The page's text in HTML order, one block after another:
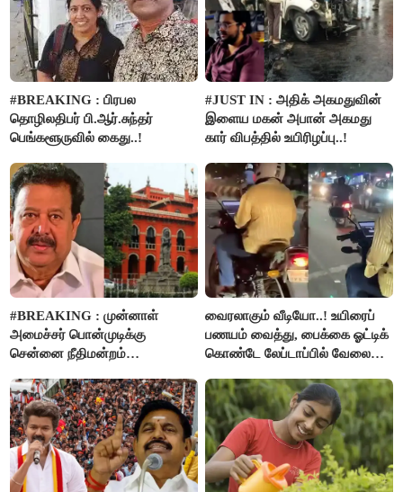
#BREAKING : பிரபல
தொழிலதிபர் பி.ஆர்.சுந்தர்
பெங்களூருவில் கைது..!
#JUST IN : அதிக் அகமதுவின்
இளைய மகன் அபான் அகமது
கார் விபத்தில் உயிரிழப்பு..!
#BREAKING : முன்னாள்
அமைச்சர் பொன்முடிக்கு
சென்னை நீதிமன்றம்
வைரலாகும் வீடியோ..! உயிரைப்
பணயம் வைத்து, பைக்கை ஓட்டிக்
கொண்டே லேப்டாப்பில் வேலை